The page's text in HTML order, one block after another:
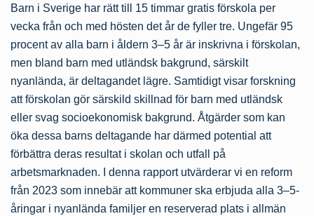
Barn i Sverige har rätt till 15 timmar gratis förskola per
vecka från och med hösten det år de fyller tre. Ungefär 95
procent av alla barn i åldern 3–5 år är inskrivna i förskolan,
men bland barn med utländsk bakgrund, särskilt
nyanlända, är deltagandet lägre. Samtidigt visar forskning
att förskolan gör särskild skillnad för barn med utländsk
eller svag socioekonomisk bakgrund. Åtgärder som kan
öka dessa barns deltagande har därmed potential att
förbättra deras resultat i skolan och utfall på
arbetsmarknaden. I denna rapport utvärderar vi en reform
från 2023 som innebär att kommuner ska erbjuda alla 3–5-
åringar i nyanlända familjer en reserverad plats i allmän